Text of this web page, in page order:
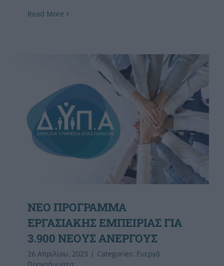
Read More
ΝΕΟ ΠΡΟΓΡΑΜΜΑ
ΕΡΓΑΣΙΑΚΗΣ ΕΜΠΕΙΡΙΑΣ ΓΙΑ
3.900 ΝΕΟΥΣ ΑΝΕΡΓΟΥΣ
26 Απριλίου, 2023 | Categories: Ενεργά
Προγράμματα